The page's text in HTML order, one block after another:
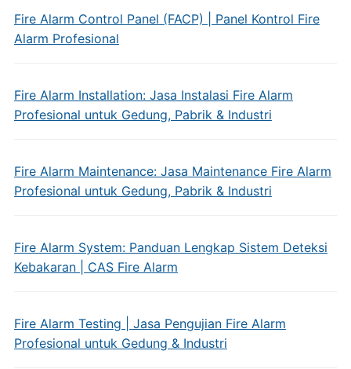
Fire Alarm Control Panel (FACP) | Panel Kontrol Fire
Alarm Profesional
Fire Alarm Installation: Jasa Instalasi Fire Alarm
Profesional untuk Gedung, Pabrik & Industri
Fire Alarm Maintenance: Jasa Maintenance Fire Alarm
Profesional untuk Gedung, Pabrik & Industri
Fire Alarm System: Panduan Lengkap Sistem Deteksi
Kebakaran | CAS Fire Alarm
Fire Alarm Testing | Jasa Pengujian Fire Alarm
Profesional untuk Gedung & Industri